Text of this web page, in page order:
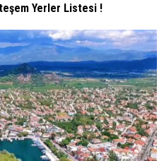
Yerler Listesi !